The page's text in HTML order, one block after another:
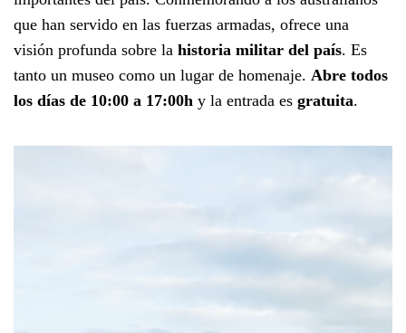
que han servido en las fuerzas armadas, ofrece una
visión profunda sobre la historia militar del país. Es
tanto un museo como un lugar de homenaje. Abre todos
los días de 10:00 a 17:00h y la entrada es gratuita.